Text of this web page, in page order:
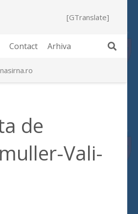
[GTranslate]
Contact Arhiva
de
Vali-